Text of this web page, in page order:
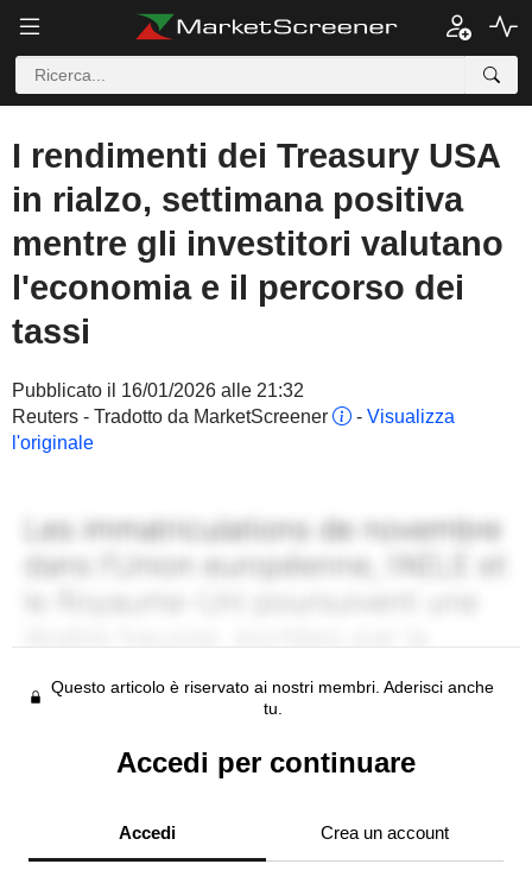
I rendimenti dei Treasury USA
in rialzo, settimana positiva
mentre gli investitori valutano
l'economia e il percorso dei
tassi
Pubblicato il 16/01/2026 alle 21:32
Reuters - Tradotto da MarketScreener
- Visualizza
l'originale
Questo articolo è riservato ai nostri membri. Aderisci anche
tu.
Accedi per continuare
Accedi Crea un account